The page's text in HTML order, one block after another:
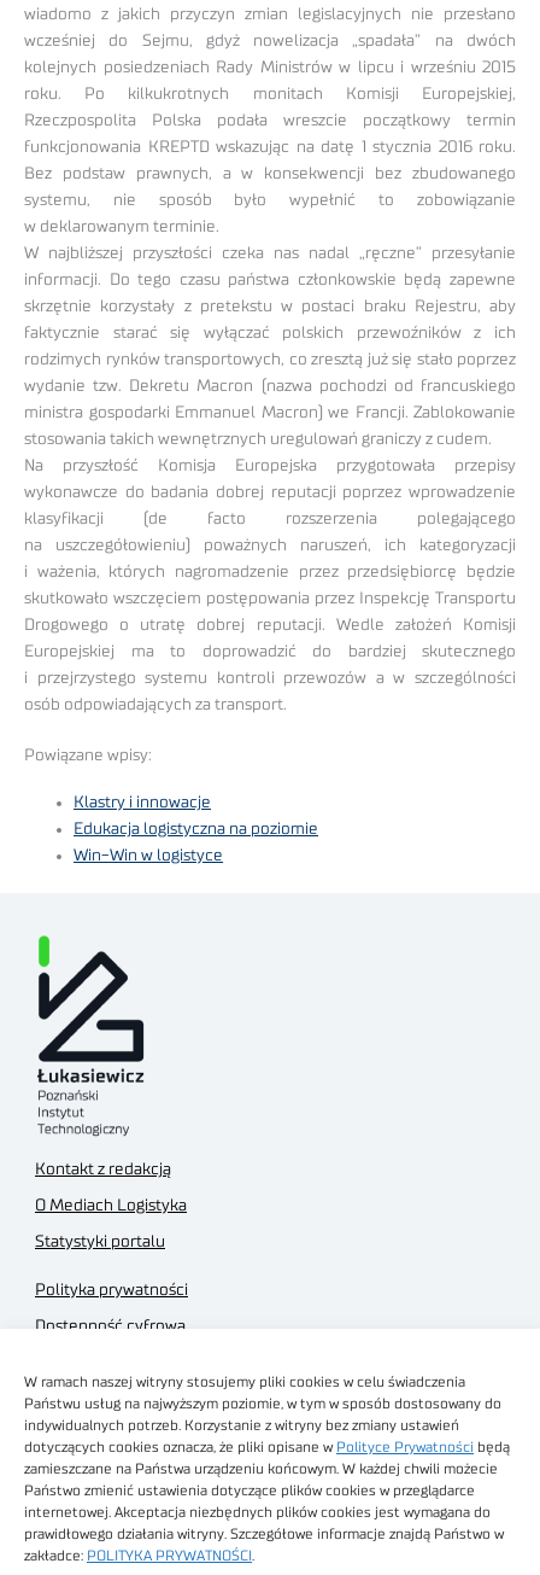
W ramach naszej witryny stosujemy pliki cookies w celu świadczenia
Państwu usług na najwyższym poziomie, w tym w sposób dostosowany do
indywidualnych potrzeb. Korzystanie z witryny bez zmiany ustawień
dotyczących cookies oznacza, że pliki opisane w Polityce Prywatności będą
zamieszczane na Państwa urządzeniu końcowym. W każdej chwili możecie
Państwo zmienić ustawienia dotyczące plików cookies w przeglądarce
internetowej. Akceptacja niezbędnych plików cookies jest wymagana do
prawidłowego działania witryny. Szczegółowe informacje znajdą Państwo w
zakładce: POLITYKA PRYWATNOŚCI
wiadomo z jakich przyczyn zmian legislacyjnych nie przesłano
wcześniej do Sejmu, gdyż nowelizacja „spadała” na dwóch
kolejnych posiedzeniach Rady Ministrów w lipcu i wrześniu 2015
roku. Po kilkukrotnych monitach Komisji Europejskiej,
Rzeczpospolita Polska podała wreszcie początkowy termin
funkcjonowania KREPTD wskazując na datę 1 stycznia 2016 roku.
Bez podstaw prawnych, a w konsekwencji bez zbudowanego
systemu, nie sposób było wypełnić to zobowiązanie
w deklarowanym terminie.
W najbliższej przyszłości czeka nas nadal „ręczne” przesyłanie
informacji. Do tego czasu państwa członkowskie będą zapewne
skrzętnie korzystały z pretekstu w postaci braku Rejestru, aby
faktycznie starać się wyłączać polskich przewoźników z ich
rodzimych rynków transportowych, co zresztą już się stało poprzez
wydanie tzw. Dekretu Macron (nazwa pochodzi od francuskiego
ministra gospodarki Emmanuel Macron) we Francji. Zablokowanie
stosowania takich wewnętrznych uregulowań graniczy z cudem.
Na przyszłość Komisja Europejska przygotowała przepisy
wykonawcze do badania dobrej reputacji poprzez wprowadzenie
klasyfikacji (de facto rozszerzenia polegającego
na uszczegółowieniu) poważnych naruszeń, ich kategoryzacji
i ważenia, których nagromadzenie przez przedsiębiorcę będzie
skutkowało wszczęciem postępowania przez Inspekcję Transportu
Drogowego o utratę dobrej reputacji. Wedle założeń Komisji
Europejskiej ma to doprowadzić do bardziej skutecznego
i przejrzystego systemu kontroli przewozów a w szczególności
osób odpowiadających za transport.
Powiązane wpisy:
Klastry i innowacje
Edukacja logistyczna na poziomie
Win-Win w logistyce
Kontakt z redakcją
O Mediach Logistyka
Statystyki portalu
Polityka prywatności
Dostępność cyfrowa
Regulamin sklepu
Obrazy stockowe
autorstwa